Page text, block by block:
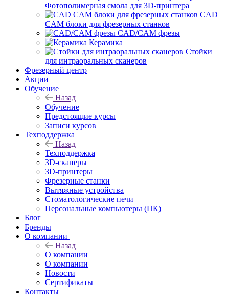
Фотополимерная смола для 3D-принтера
CAD
CAM блоки для фрезерных станков
CAD/CAM фрезы
Керамика
Стойки
для интраоральных сканеров
Фрезерный центр
Акции
Обучение
Назад
Обучение
Предстоящие курсы
Записи курсов
Техподдержка
Назад
Техподдержка
3D-сканеры
3D-принтеры
Фрезерные станки
Вытяжные устройства
Стоматологические печи
Персональные компьютеры (ПК)
Блог
Бренды
О компании
Назад
О компании
О компании
Новости
Сертификаты
Контакты